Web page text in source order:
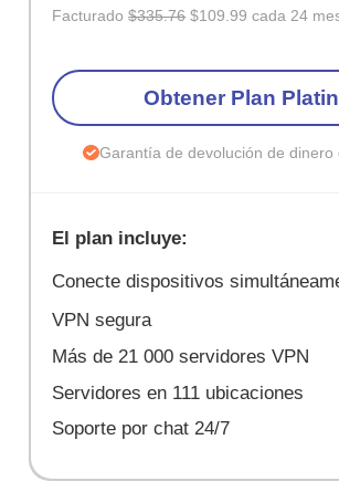
Facturado$335.76 $109.99 cada 24
Obtener Plan
Garantía de devolución de dinero
El plan incluye:
Conecte dispositivos
VPN segura
Más de 21 000 servidores VPN
Servidores en 111 ubicaciones
Soporte por chat 24/7